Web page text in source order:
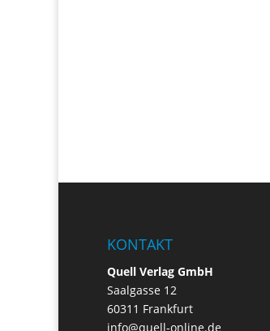
KONTAKT
Quell Verlag GmbH
Saalgasse 12
60311 Frankfurt
info@quell-online.de